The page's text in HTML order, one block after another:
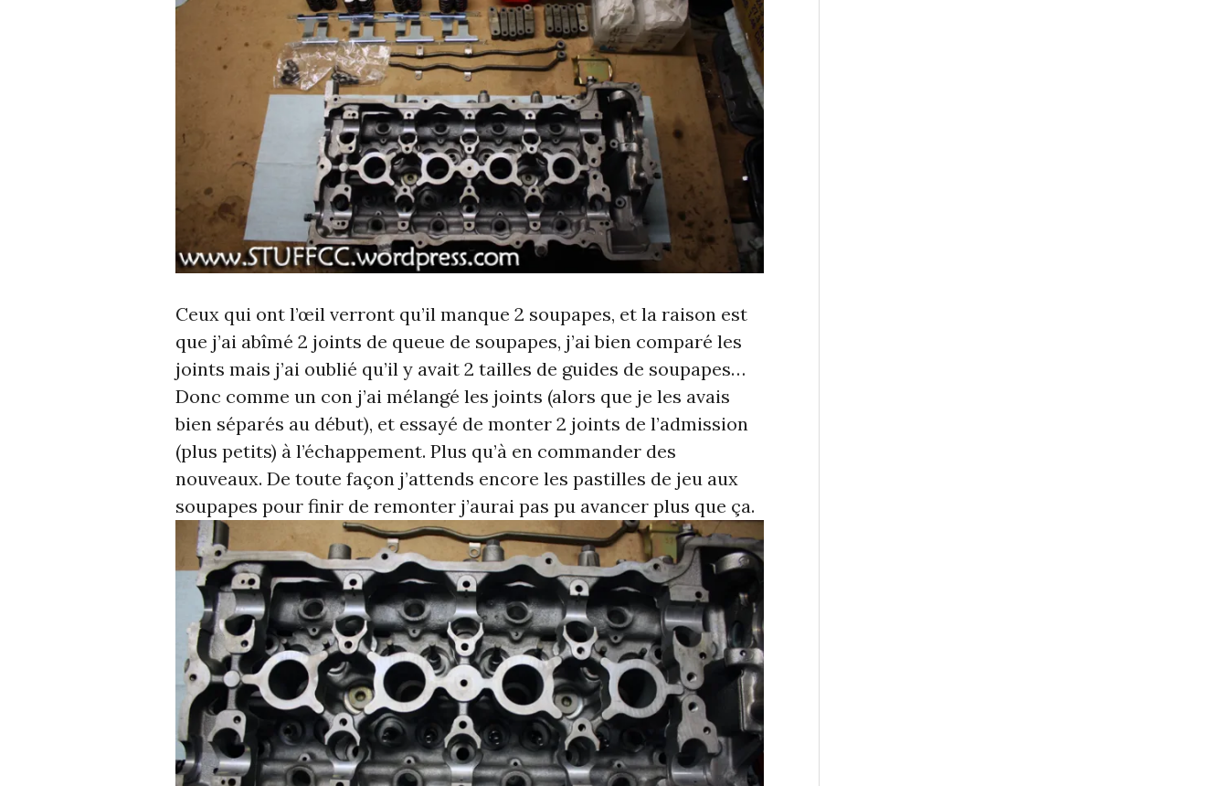
Ceux qui ont l’œil verront qu’il manque 2 soupapes, et la raison est
que j’ai abîmé 2 joints de queue de soupapes, j’ai bien comparé les
joints mais j’ai oublié qu’il y avait 2 tailles de guides de soupapes…
Donc comme un con j’ai mélangé les joints (alors que je les avais
bien séparés au début), et essayé de monter 2 joints de l’admission
(plus petits) à l’échappement. Plus qu’à en commander des
nouveaux. De toute façon j’attends encore les pastilles de jeu aux
soupapes pour finir de remonter j’aurai pas pu avancer plus que ça.